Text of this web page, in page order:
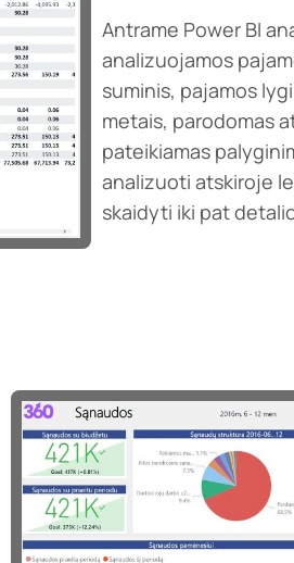
Antrame Power BI
analizuojamos
suminis, pajamos
metais, parodomas
pateikiamas
analizuoti atskiroje
skaidyti iki pat